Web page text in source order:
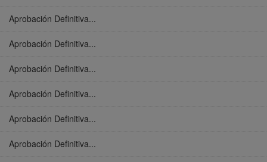
Aprobación Definitiva...
Aprobación Definitiva...
Aprobación Definitiva...
Aprobación Definitiva...
Aprobación Definitiva...
Aprobación Definitiva...